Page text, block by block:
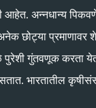
आहेत. अन्नधान्य
छोट्या
पुरेशी गुंतवणूक करता
भारतातील